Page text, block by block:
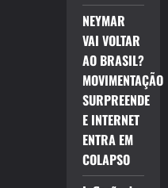
NEYMAR
VAI VOLTAR
AO BRASIL?
MOVIMENTAÇÃO
SURPREENDE
E INTERNET
ENTRA EM
COLAPSO